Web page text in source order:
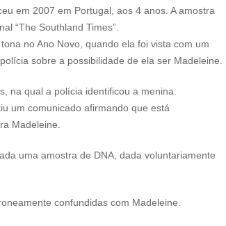
em 2007 em Portugal, aos 4 anos. A amostra
“The Southland Times”.
no Ano Novo, quando ela foi vista com um
sobre a possibilidade de ela ser Madeleine.
na qual a polícia identificou a menina.
um comunicado afirmando que está
Madeleine.
uma amostra de DNA, dada voluntariamente
confundidas com Madeleine.